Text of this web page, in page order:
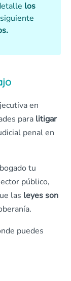
los
en
para litigar
penal en
tu
público,
las leyes son
puedes